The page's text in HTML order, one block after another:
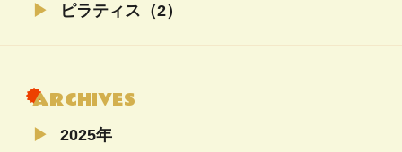
ピラティス（2）
ARCHIVES
2025年